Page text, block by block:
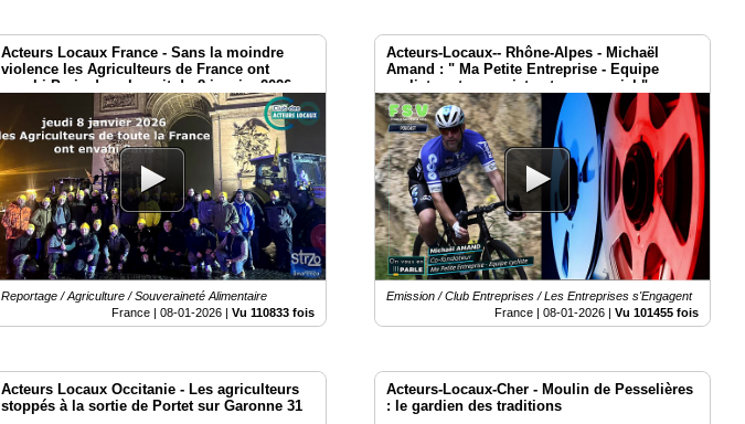
Acteurs Locaux France - Sans la moindre
violence les Agriculteurs de France ont
envahi Paris dans la nuit du 8 janvier 2026
Reportage / Agriculture / Souveraineté Alimentaire
France | 08-01-2026| Vu 110833 fois
Acteurs-Locaux-- Rhône-Alpes - Michaël
Amand : " Ma Petite Entreprise - Equipe
cycliste est un projet entrepreneurial "
Emission / Club Entreprises / Les Entreprises s'Engagent
France |08-01-2026 |Vu 101455 fois
Acteurs Locaux Occitanie - Les agriculteurs
stoppés à la sortie de Portet sur Garonne 31
Acteurs-Locaux-Cher - Moulin de Pesselières
: le gardien des traditions